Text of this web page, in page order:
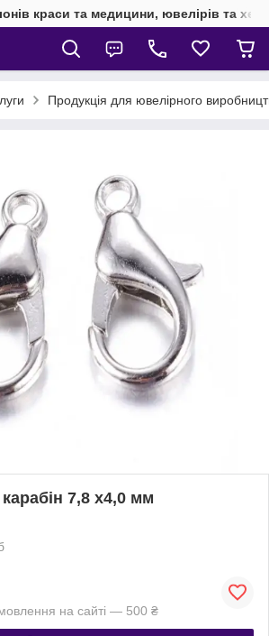
краси та медицини, ювелірів та
Продукція для ювелірного
7,8 х4,0 мм
на сайті — 500 ₴